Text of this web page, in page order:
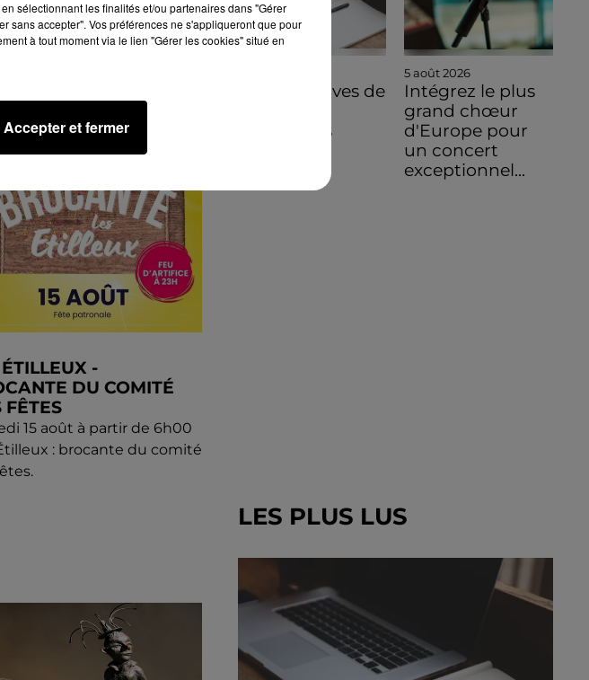
-
DU COMITÉ
FÊTES
15 août à partir de 6h00
: brocante du comité
Des tentatives de
Mainvilliers
5 août 2026
Intégrez le plus
grand chœur
d'Europe pour
un concert
exceptionnel...
LES PLUS LUS
sélectionnant les finalités et/ou partenaires dans "Gérer
sans accepter". Vos préférences ne s'appliqueront que pour
à tout moment via le lien "Gérer les cookies" situé en
Accepter et fermer